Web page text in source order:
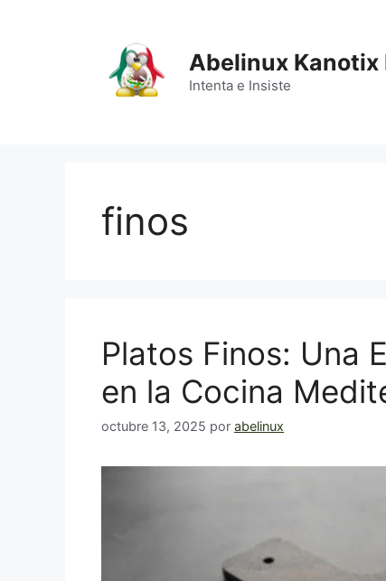
Abelinux Kanotix
Intenta e Insiste
finos
Platos Finos: Una
en la Cocina
octubre 13, 2025 por abelinux